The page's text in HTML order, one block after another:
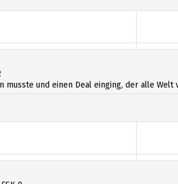
und einen Deal einging, der alle